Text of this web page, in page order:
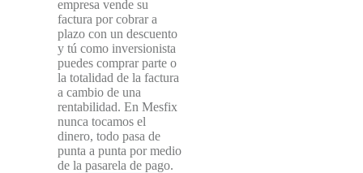
empresa vende su
factura por cobrar a
plazo con un descuento
y tú como inversionista
puedes comprar parte o
la totalidad de la factura
a cambio de una
rentabilidad. En Mesfix
nunca tocamos el
dinero, todo pasa de
punta a punta por medio
de la pasarela de pago.